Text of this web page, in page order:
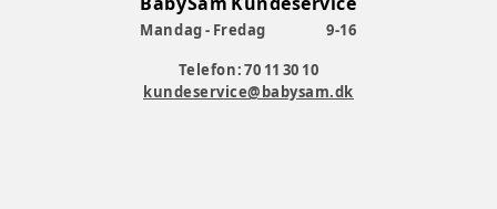
Mandag - Fredag
9-16
Telefon: 70 11 30 10
kundeservice@babysam.dk